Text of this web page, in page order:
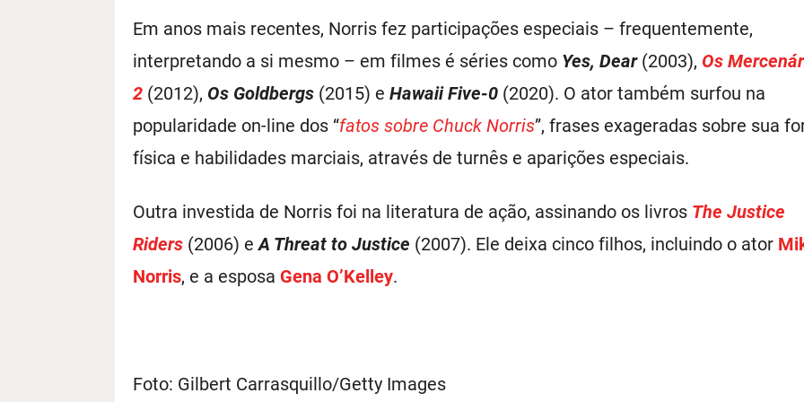
Em anos mais recentes, Norris fez participações especiais – frequentemente,
interpretando a si mesmo – em filmes é séries como Yes, Dear (2003), Os
2 (2012), Os Goldbergs (2015) e Hawaii Five-0 (2020). O ator também surfou na
popularidade on-line dos “fatos sobre Chuck Norris”, frases exageradas sobre sua
física e habilidades marciais, através de turnês e aparições especiais.
Outra investida de Norris foi na literatura de ação, assinando os livros The Justice
Riders (2006) eA Threat to Justice (2007). Ele deixa cinco filhos, incluindo o ator
Norris, e a esposa Gena O’Kelley.
Foto: Gilbert Carrasquillo/Getty Images